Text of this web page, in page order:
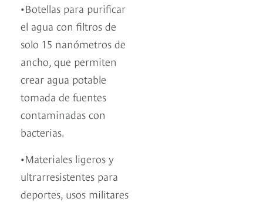
•Botellas para purificar
el agua con filtros de
solo 15 nanómetros de
ancho, que permiten
crear agua potable
tomada de fuentes
contaminadas con
bacterias.
•Materiales ligeros y
ultrarresistentes para
deportes, usos militares